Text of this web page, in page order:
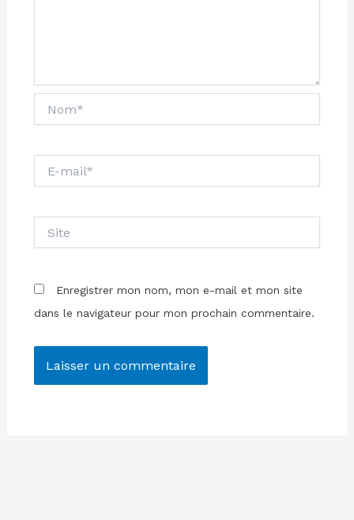
mail*
Enregistrer mon nom, mon e-mail et mon site
dans le navigateur pour mon prochain commentaire.